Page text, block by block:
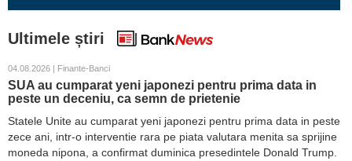
Ultimele știri
04.08.2026 | Finante-Banci
SUA au cumparat yeni japonezi pentru prima data in
peste un deceniu, ca semn de prietenie
Statele Unite au cumparat yeni japonezi pentru prima data in peste
zece ani, intr-o interventie rara pe piata valutara menita sa sprijine
moneda nipona, a confirmat duminica presedintele Donald Trump.